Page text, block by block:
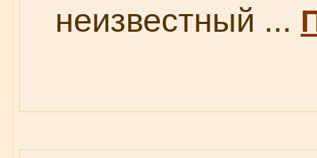
неизвестный ...